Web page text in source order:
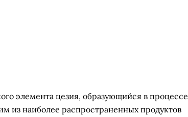
элемента цезия, образующийся в процессе
из наиболее распространенных продуктов